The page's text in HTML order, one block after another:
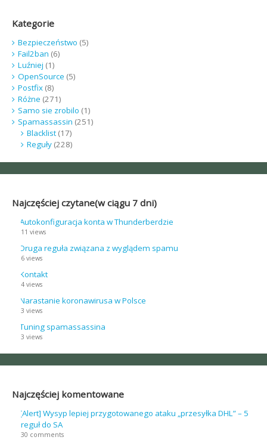
Kategorie
Bezpieczeństwo (5)
Fail2ban (6)
Luźniej (1)
OpenSource (5)
Postfix(8)
Różne (271)
Samo sie zrobilo (1)
Spamassassin (251)
Blacklist(17)
Reguły(228)
Najczęściej czytane(w ciągu 7 dni)
Autokonfiguracja konta w Thunderberdzie
11 views
Druga reguła związana z wyglądem spamu
6 views
Kontakt
4 views
Narastanie koronawirusa w Polsce
3 views
Tuning spamassassina
3 views
Najczęściej komentowane
[Alert] Wysyp lepiej przygotowanego ataku „przesyłka DHL” – 5
reguł do SA
30 comments